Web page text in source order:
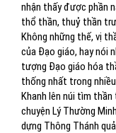
nhận thấy được phần
thổ thần, thuỷ thần
Không những thế, vị
của Đạo giáo, hay nói
tượng Đạo giáo hóa
thống nhất trong
Khanh lên núi tìm
chuyện Lý Thường
dựng Thông Thánh